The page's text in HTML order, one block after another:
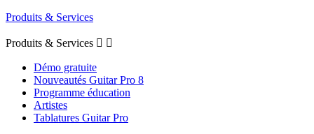
Produits & Services
Produits & Services  
Démo gratuite
Nouveautés Guitar Pro 8
Programme éducation
Artistes
Tablatures Guitar Pro